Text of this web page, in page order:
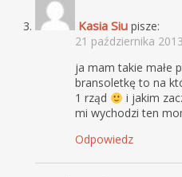
Kasia Siu pisze:
21 października
ja mam takie małe
bransoletkę to na
1 rząd
i jakim
mi wychodzi ten
Odpowiedz